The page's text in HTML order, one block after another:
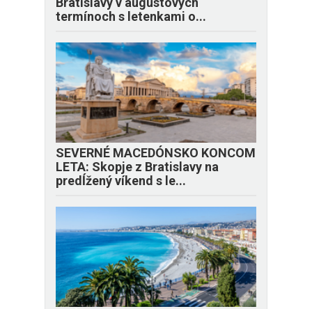
termínoch s letenkami o...
SEVERNÉ MACEDÓNSKO KONCOM
LETA: Skopje z Bratislavy na
predĺžený víkend s le...